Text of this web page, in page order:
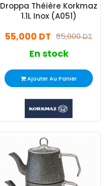
Droppa Théière Korkmaz
1.1L Inox (A051)
65,000 DT
55,000 DT
En stock
Ajouter Au Panier